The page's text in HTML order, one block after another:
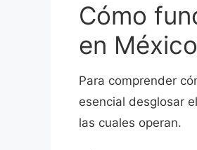
Cómo
en
Para comprender
esencial desglosar
las cuales operan.